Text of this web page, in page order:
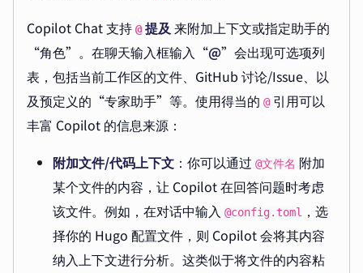
Copilot Chat 支持 @ 提及 来附加上下文或指定助手的
“角色”。在聊天输入框输入“@”会出现可选项列
表，包括当前工作区的文件、GitHub 讨论/Issue、以
及预定义的“专家助手”等。使用得当的 @ 引用可以
丰富 Copilot 的信息来源：
附加文件/代码上下文 ：你可以通过 @文件名 附加
某个文件的内容，让 Copilot 在回答问题时考虑
该文件。例如，在对话中输入 @config.toml
，选
择你的 Hugo 配置文件，则 Copilot 会将其内容
纳入上下文进行分析。这类似于将文件的内容粘